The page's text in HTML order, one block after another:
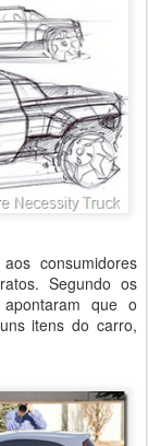
consumidores
Segundo os
que o
itens do carro,